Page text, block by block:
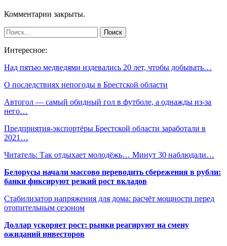
Комментарии закрыты.
Интересное:
Над пятью медведями издевались 20 лет, чтобы добывать…
О последствиях непогоды в Брестской области
Автогол — самый обидный гол в футболе, а однажды из-за
него…
Предприятия-экспортёры Брестской области заработали в
2021…
Читатель: Так отдыхает молодёжь… Минут 30 наблюдали…
Белорусы начали массово переводить сбережения в рубли:
банки фиксируют резкий рост вкладов
Стабилизатор напряжения для дома: расчёт мощности перед
отопительным сезоном
Доллар ускоряет рост: рынки реагируют на смену
ожиданий инвесторов